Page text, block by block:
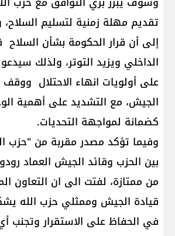
تقديم مهلة زمنية لتسليم السلاح،
إلى أن قرار الحكومة بشأن السلاح
الداخلي ويزيد التوتر، ولذلك
على أولويات انهاء الاحتلال
الجيش، مع التشديد على أهمية
كضمانة لمواجهة التحديات.
وفيما تؤكد مصدر مقربة من "حزب
بين الحزب وقائد الجيش العماد
من ممتازة، لفتت الى ان التعاون
قيادة الجيش وممثلي حزب الله
في الحفاظ على الاستقرار وتجنب